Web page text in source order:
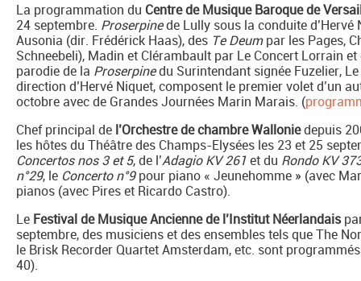
La programmation du Centre de Musique Baroque de
24 septembre. Proserpinede Lully sous la conduite d’Hervé
Ausonia (dir. Frédérick Haas), des Te Deumpar les Pages,
Schneebeli), Madin et Clérambault par Le Concert Lorrain
parodie de la Proserpinedu Surintendant signée Fuzelier,
direction d’Hervé Niquet, composent le premier volet d’un
octobre avec de Grandes Journées Marin Marais. (
Chef principal de l’Orchestre de chambre Walloniedepuis
les hôtes du Théâtre des Champs-Elysées les 23 et 25
Concertos nos 3 et 5, de l’Adagio KV 261et du Rondo KV
n°29, le Concerto n°9pour piano « Jeunehomme » (avec
pianos (avec Pires et Ricardo Castro).
Le Festival de Musique Ancienne de l’Institut Néerlandais
septembre, des musiciens et des ensembles tels que The
le Brisk Recorder Quartet Amsterdam, etc. sont
40).